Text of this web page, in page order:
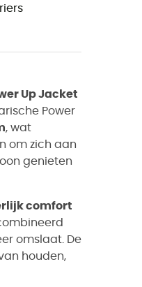
Up Jacket
Power
, wat
om zich aan
genieten
comfort
omslaat. De
houden,